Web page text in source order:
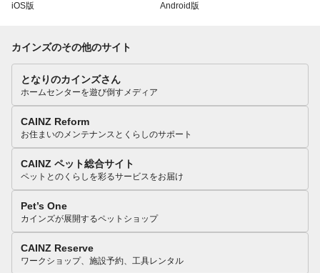
iOS版 Android版
カインズのその他のサイト
となりのカインズさん
ホームセンターを遊び倒すメディア
CAINZ Reform
お住まいのメンテナンスとくらしのサポート
CAINZ ペット総合サイト
ペットとのくらしを彩るサービスをお届け
Pet’s One
カインズが展開するペットショップ
CAINZ Reserve
ワークショップ、施設予約、工具レンタル